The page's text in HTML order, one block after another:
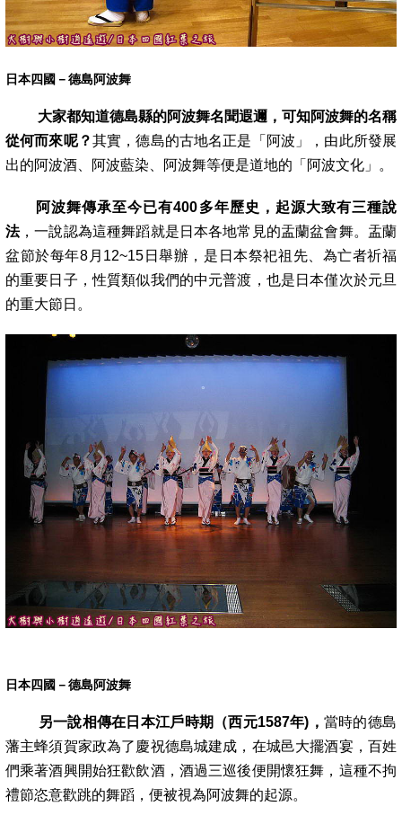
日本四國－德島阿波舞
大家都知道德島縣的阿波舞名聞遐邇，可知阿波舞的名稱
從何而來呢？其實，德島的古地名正是「阿波」，由此所發展
出的阿波酒、阿波藍染 、阿波舞等便是道地的「阿波文化」。
阿波舞傳承至今已有400多年歷史，起源大致有三種說
法，一說認為這種舞蹈就是日本各地常見的盂蘭盆會舞。盂蘭
盆節於每年8月12~15日舉辦 ，是日本祭祀祖先、為亡者祈福
的重要日子，性質類似我們的中元普渡，也是日本僅次於元旦
的重大節日。
日本四國－德島阿波舞
另一說相傳在日本江戶時期（西元1587年)， 當時的德島
藩主蜂須賀家政為了慶祝德島城建成，在城邑大擺酒宴，百姓
們乘著酒興開始狂歡飲酒，酒過三巡後便開懷狂舞，這種不拘
禮節恣意歡跳的舞蹈，便被視為阿波舞的起源。